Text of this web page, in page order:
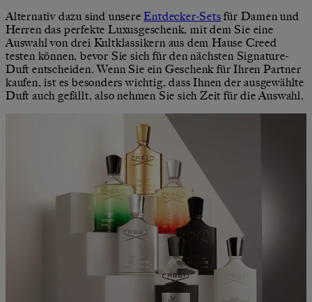
Alternativ dazu sind unsereEntdecker-Sets für Damen und
Herren das perfekte Luxusgeschenk, mit dem Sie eine
Auswahl von drei Kultklassikern aus dem Hause Creed
testen können, bevor Sie sich für den nächsten Signature-
Duft entscheiden. Wenn Sie ein Geschenk für Ihren Partner
kaufen, ist es besonders wichtig, dass Ihnen der ausgewählte
Duft auch gefällt, also nehmen Sie sich Zeit für die Auswahl.